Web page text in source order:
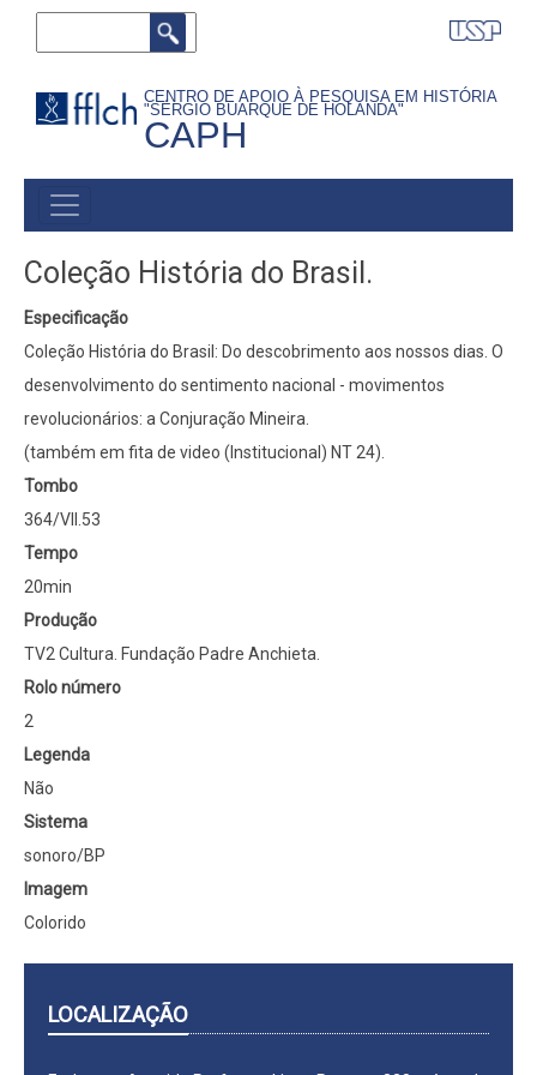
Pular
para
conteúdo
CENTRO DE APOIO À PESQUISA EM HISTÓRIA
"SÉRGIO BUARQUE DE HOLANDA"
CAPH
MAIN
MENU
Coleção História do Brasil.
Especificação
Coleção História do Brasil: Do descobrimento aos nossos dias. O
desenvolvimento do sentimento nacional - movimentos
revolucionários: a Conjuração Mineira.
(também em fita de video (Institucional) NT 24).
Tombo
364/VII.53
Tempo
20min
Produção
TV2 Cultura. Fundação Padre Anchieta.
Rolo número
2
Legenda
Não
Sistema
sonoro/BP
Imagem
Colorido
LOCALIZAÇÃO